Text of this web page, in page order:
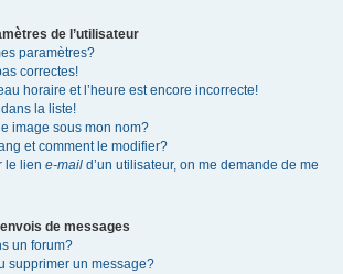
de l’utilisateur
paramètres?
correctes!
horaire et l’heure est encore incorrecte!
la liste!
image sous mon nom?
et comment le modifier?
le lien e-mail d’un utilisateur, on me demande de me
de messages
un forum?
supprimer un message?